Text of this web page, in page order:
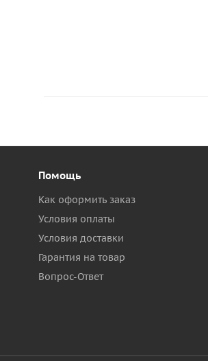
Помощь
Как оформить заказ
Условия оплаты
Условия доставки
Гарантия на товар
Вопрос-Ответ